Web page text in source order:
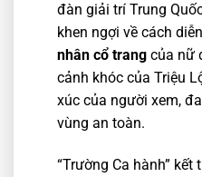
đàn giải trí Trung
khen ngợi về cách
nhân cổ trang của nữ
cảnh khóc của Triệu
xúc của người xem,
vùng an toàn.
“Trường Ca hành”